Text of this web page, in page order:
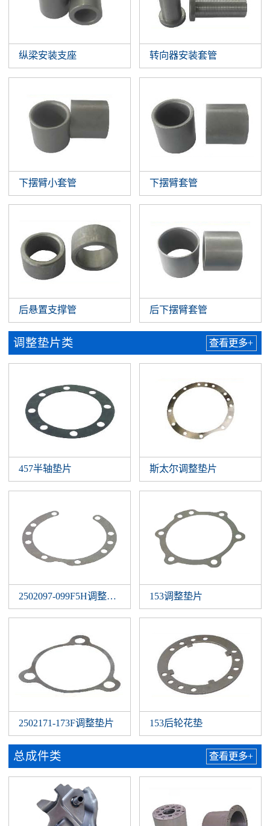
纵梁安装支座 转向器安装套管
下摆臂小套管 下摆臂套管
后悬置支撑管 后下摆臂套管
调整垫片类 查看更多+
457半轴垫片 斯太尔调整垫片
2502097-099F5H调整垫片 153调整垫片
2502171-173F调整垫片 153后轮花垫
总成件类 查看更多+